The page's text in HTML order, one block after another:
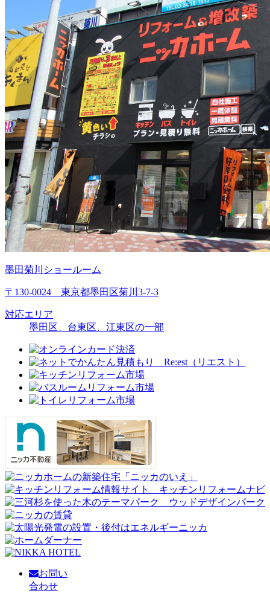
墨田菊川ショールーム
〒130-0024 東京都墨田区菊川3-7-3
対応エリア
墨田区、台東区、江東区の一部
お問い
合わせ